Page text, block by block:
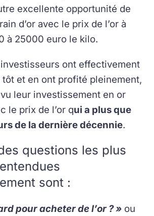
excellente opportunité de
d’or avec le prix de l’or à
à 25000 euro le kilo.
ont effectivement
et en ont profité pleinement,
leur investissement en or
le prix de l’or qui a plus que
de la dernière décennie.
questions les plus
sont :
pour acheter de l’or ? » ou